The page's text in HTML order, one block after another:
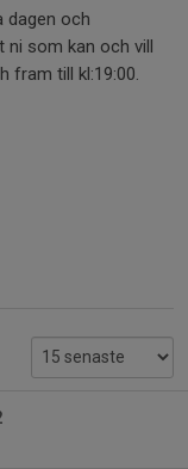
dagen och
ni som kan och vill
fram till kl:19:00.